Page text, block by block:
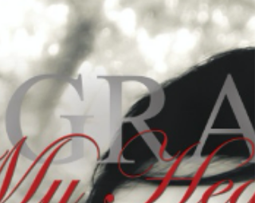
cette période troublée, rien de mieux que
les Frizzy Pa